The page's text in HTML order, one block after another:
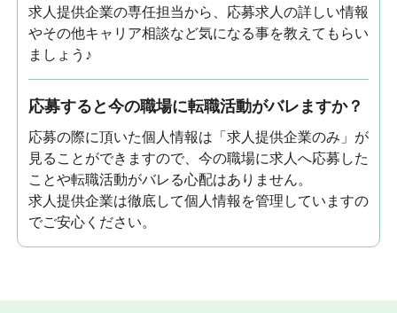
求人提供企業の専任担当から、応募求人の詳しい情報
やその他キャリア相談など気になる事を教えてもらい
ましょう♪
応募すると今の職場に転職活動がバレますか？
応募の際に頂いた個人情報は「求人提供企業のみ」が
見ることができますので、今の職場に求人へ応募した
ことや転職活動がバレる心配はありません。
求人提供企業は徹底して個人情報を管理していますの
でご安心ください。